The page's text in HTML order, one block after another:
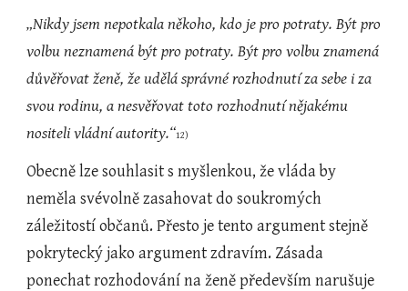
„Nikdy jsem nepotkala někoho, kdo je pro potraty. Být pro
volbu neznamená být pro potraty. Být pro volbu znamená
důvěřovat ženě, že udělá správné rozhodnutí za sebe i za
svou rodinu, a nesvěřovat toto rozhodnutí nějakému
nositeli vládní autority.“12)
Obecně lze souhlasit s myšlenkou, že vláda by
neměla svévolně zasahovat do soukromých
záležitostí občanů. Přesto je tento argument stejně
pokrytecký jako argument zdravím. Zásada
ponechat rozhodování na ženě především narušuje